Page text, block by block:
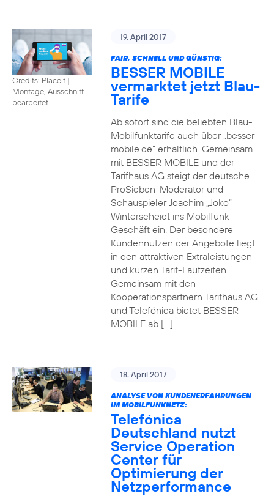
Credits: Placeit |
Montage, Ausschnitt
bearbeitet
19. April 2017
FAIR, SCHNELL UND GÜNSTIG:
BESSER MOBILE
vermarktet jetzt Blau-
Tarife
Ab sofort sind die beliebten Blau-
Mobilfunktarife auch über „besser-
mobile.de“ erhältlich. Gemeinsam
mit BESSER MOBILE und der
Tarifhaus AG steigt der deutsche
ProSieben-Moderator und
Schauspieler Joachim „Joko“
Winterscheidt ins Mobilfunk-
Geschäft ein. Der besondere
Kundennutzen der Angebote liegt
in den attraktiven Extraleistungen
und kurzen Tarif-Laufzeiten.
Gemeinsam mit den
Kooperationspartnern Tarifhaus AG
und Telefónica bietet BESSER
MOBILE ab […]
18. April 2017
ANALYSE VON KUNDENERFAHRUNGEN
IM MOBILFUNKNETZ:
Telefónica
Deutschland nutzt
Service Operation
Center für
Optimierung der
Netzperformance